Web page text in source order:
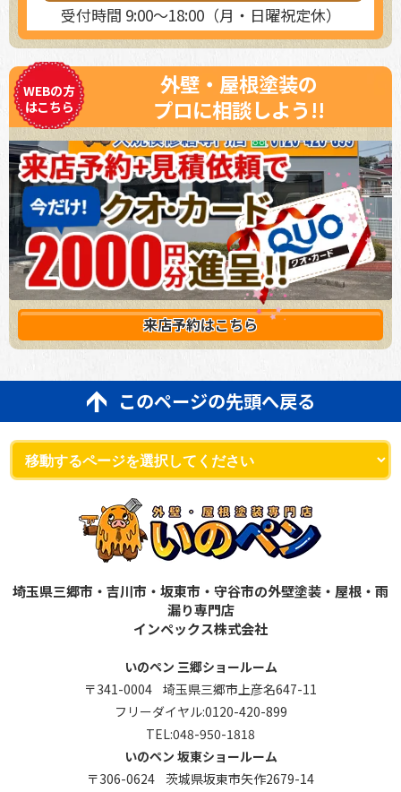
受付時間 9:00～18:00（月・日曜祝定休）
WEBの方
はこちら
外壁・屋根塗装の
プロに相談しよう!!
来店予約はこちら
このページの先頭へ戻る
埼玉県三郷市・吉川市・坂東市・守谷市の外壁塗装・屋根・雨
漏り専門店
インペックス株式会社
いのペン 三郷ショールーム
〒341-0004 埼玉県三郷市上彦名647-11
フリーダイヤル:0120-420-899
TEL:048-950-1818
いのペン 坂東ショールーム
〒306-0624 茨城県坂東市矢作2679-14